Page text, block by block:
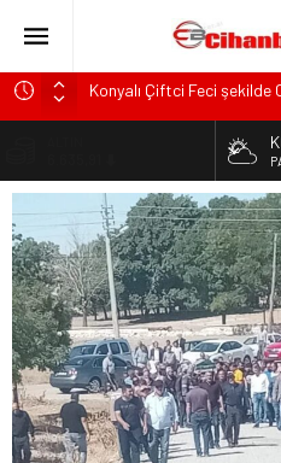
Konyalı Çiftci Feci şekilde
Konya’da araçta oksijen
kaybeden biri bebek 2
KULU’DA HAFİF TİCARİ
YARALI
Trafik Kazasinda
Hayatını Kaybetti
Başkan Adayı Kemal
Yoğunlaştırdı
13.779,39
DOLAR
47,7178
EURO
55,1513